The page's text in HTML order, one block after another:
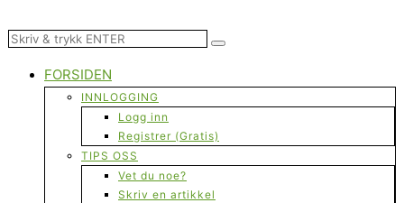
FORSIDEN
INNLOGGING
Logg inn
Registrer (Gratis)
TIPS OSS
Vet du noe?
Skriv en artikkel